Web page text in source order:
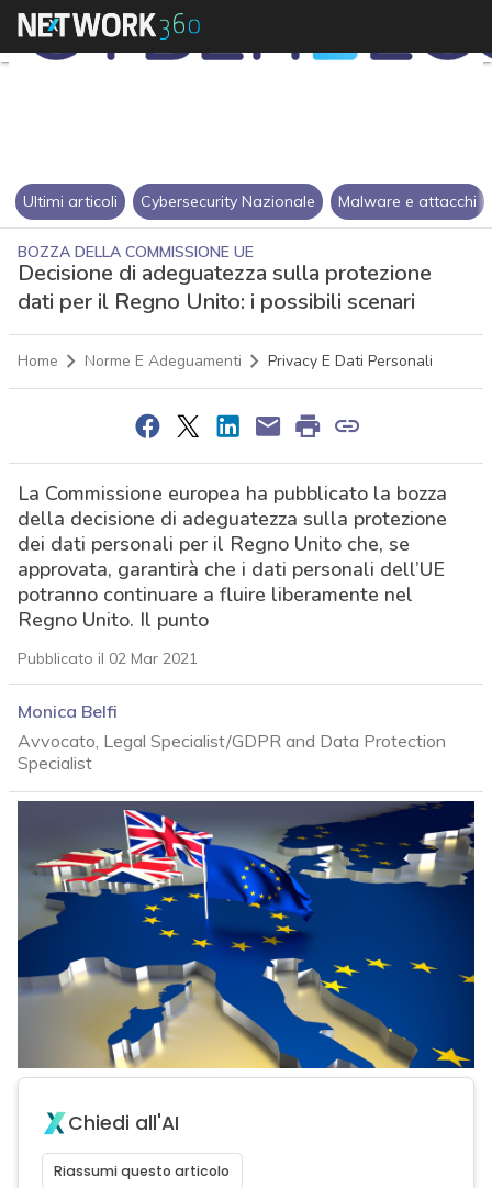
Ultimi articoli Cybersecurity Nazionale Malware e attacchi
BOZZA DELLA COMMISSIONE UE
Decisione di adeguatezza sulla protezione
dati per il Regno Unito: i possibili scenari
Home Norme E Adeguamenti Privacy E Dati Personali
La Commissione europea ha pubblicato la bozza
della decisione di adeguatezza sulla protezione
dei dati personali per il Regno Unito che, se
approvata, garantirà che i dati personali dell’UE
potranno continuare a fluire liberamente nel
Regno Unito. Il punto
Pubblicato il 02 Mar 2021
Monica Belfi
Avvocato, Legal Specialist/GDPR and Data Protection
Specialist
Chiedi all'AI
Riassumi questo articolo